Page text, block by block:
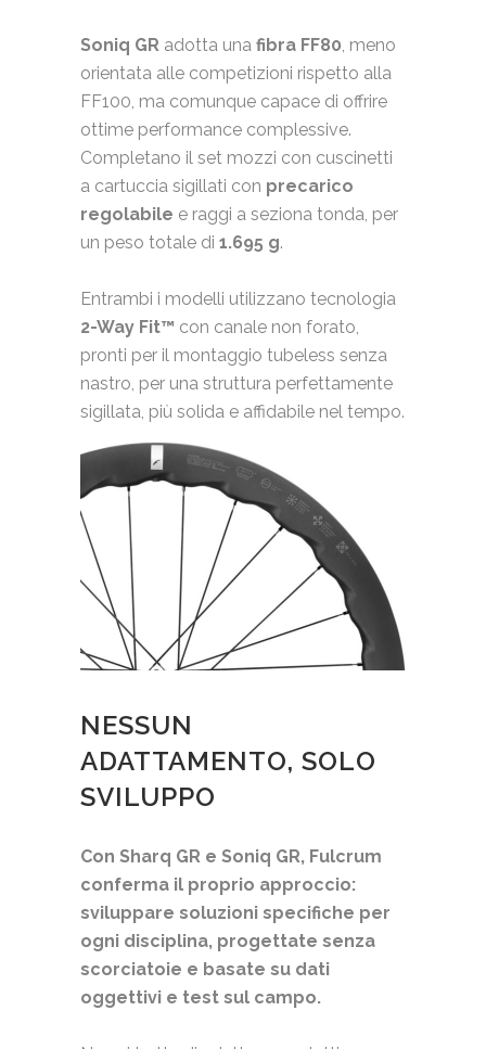
Soniq GR adotta una fibra FF80 , meno
orientata alle competizioni rispetto alla
FF100, ma comunque capace di offrire
ottime performance complessive.
Completano il set mozzi con cuscinetti
a cartuccia sigillati con precarico
regolabile e raggi a seziona tonda, per
un peso totale di 1.695 g.
Entrambi i modelli utilizzano tecnologia
2-Way Fit™ con canale non forato,
pronti per il montaggio tubeless senza
nastro, per una struttura perfettamente
sigillata, più solida e affidabile nel tempo.
NESSUN
ADATTAMENTO, SOLO
SVILUPPO
Con Sharq GR e Soniq GR, Fulcrum
conferma il proprio approccio:
sviluppare soluzioni specifiche per
ogni disciplina, progettate senza
scorciatoie e basate su dati
oggettivi e test sul campo.